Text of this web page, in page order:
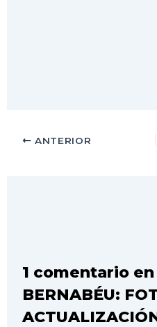
ANTERIOR
1 comentario en
BERNABÉU: